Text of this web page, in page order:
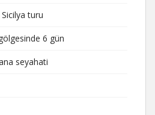
turu
6 gün
seyahati